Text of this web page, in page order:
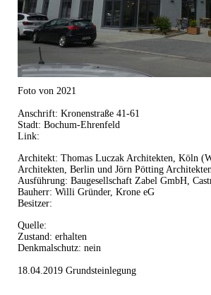
Foto von 2021
Anschrift: Kronenstraße 41-61
Stadt: Bochum-Ehrenfeld
Link:
Architekt: Thomas Luczak Architekten, Köln
Architekten, Berlin und Jörn Pötting
Ausführung: Baugesellschaft Zabel GmbH,
Bauherr: Willi Gründer, Krone eG
Besitzer:
Quelle:
Zustand: erhalten
Denkmalschutz: nein
18.04.2019 Grundsteinlegung